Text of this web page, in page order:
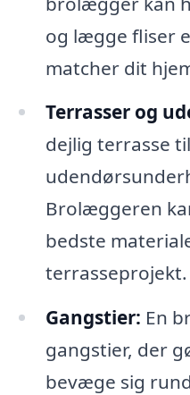
og lægge fliser
matcher dit
Terrasser og
dejlig terrasse til
Brolæggeren
bedste
terrasseprojekt.
Gangstier: En
gangstier, der
bevæge sig